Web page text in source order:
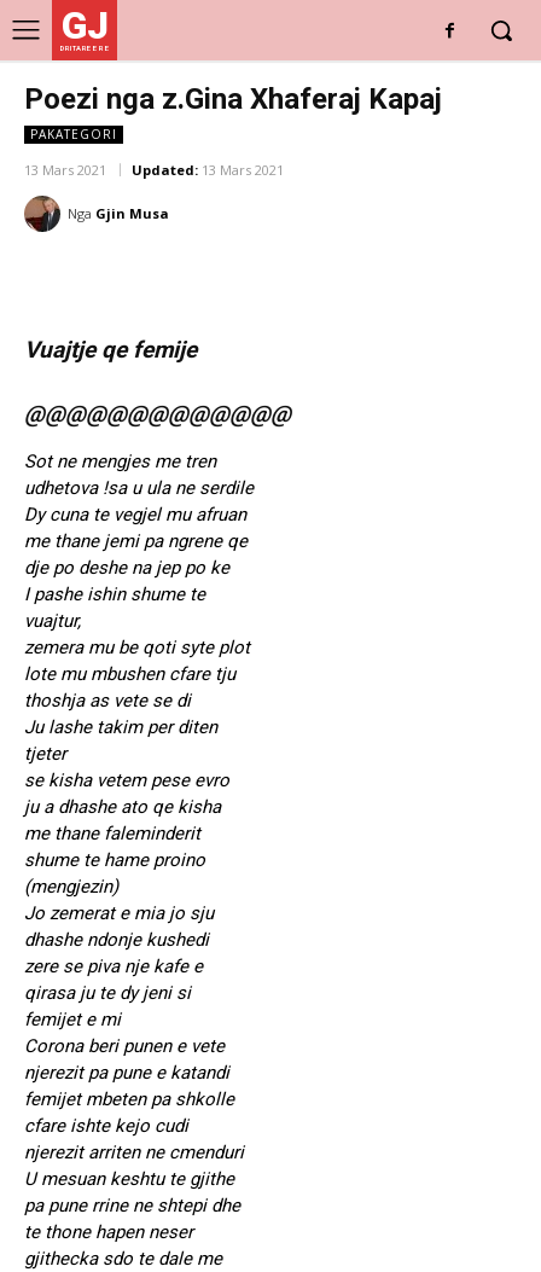
GJ
DRITARE E RE
Poezi nga z.Gina Xhaferaj Kapaj
PAKATEGORI
13 Mars 2021 Updated: 13 Mars 2021
Nga Gjin Musa
Vuajtje qe femije
@@@@@@@@@@@@@
Sot ne mengjes me tren
udhetova !sa u ula ne serdile
Dy cuna te vegjel mu afruan
me thane jemi pa ngrene qe
dje po deshe na jep po ke
I pashe ishin shume te
vuajtur,
zemera mu be qoti syte plot
lote mu mbushen cfare tju
thoshja as vete se di
Ju lashe takim per diten
tjeter
se kisha vetem pese evro
ju a dhashe ato qe kisha
me thane faleminderit
shume te hame proino
(mengjezin)
Jo zemerat e mia jo sju
dhashe ndonje kushedi
zere se piva nje kafe e
qirasa ju te dy jeni si
femijet e mi
Corona beri punen e vete
njerezit pa pune e katandi
femijet mbeten pa shkolle
cfare ishte kejo cudi
njerezit arriten ne cmenduri
U mesuan keshtu te gjithe
pa pune rrine ne shtepi dhe
te thone hapen neser
gjithecka sdo te dale me